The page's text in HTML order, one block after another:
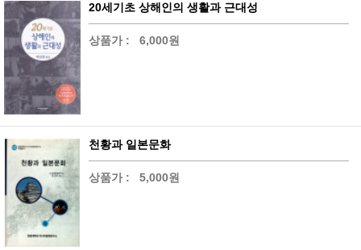
20세기초 상해인의 생활과 근대성
상품가 : 6,000원
천황과 일본문화
상품가 : 5,000원